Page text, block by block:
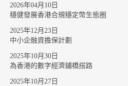
2026年04月10日
穩健發展香港合規穩定幣生態圈
2025年12月23日
中小企融資擔保計劃
2025年10月30日
為香港的數字經濟鋪橋搭路
2025年10月27日